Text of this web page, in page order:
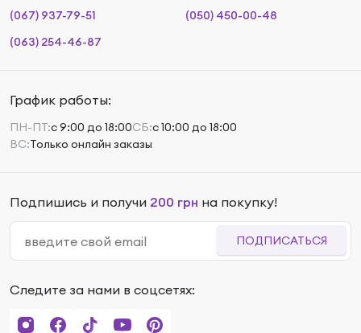
(067) 937-79-51
(050) 450-00-48
(063) 254-46-87
График работы:
ПН-ПТ:с 9:00 до 18:00СБ:с 10:00 до 18:00
ВС:Только онлайн заказы
Подпишись и получи 200 грн на покупку!
ПОДПИСАТЬСЯ
Следите за нами в соцсетях: